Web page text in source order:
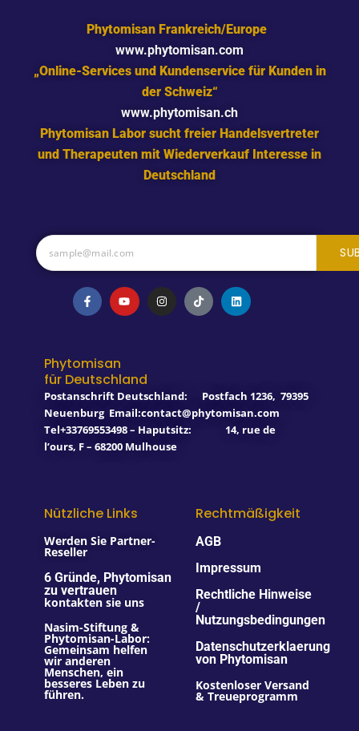
Phytomisan Frankreich/Europe
www.phytomisan.com
„Online-Services und Kundenservice für Kunden in
der Schweiz“
www.phytomisan.ch
Phytomisan Labor sucht freier Handelsvertreter
und Therapeuten mit Wiederverkauf Interesse in
Deutschland
F
a
c
o
k
-
f
Y
o
u
n
s
T
i
k
L
i
n
Phytomisan
für Deutschland
Postanschrift Deutschland: Postfach 1236, 79395
Neuenburg Email:contact@phytomisan.com
Tel+33769553498 – Haputsitz: 14, rue de
l’ours, F – 68200 Mulhouse
Nützliche Links
Werden Sie Partner-
Reseller
6 Gründe, Phytomisan
zu vertrauen
kontakten sie uns
Nasim-Stiftung &
Phytomisan-Labor:
Gemeinsam helfen
wir anderen
Menschen, ein
besseres Leben zu
führen.
Rechtmäßigkeit
AGB
Impressum
Rechtliche Hinweise
/
Nutzungsbedingungen
Datenschutzerklaerung
von Phytomisan
Kostenloser Versand
& Treueprogramm